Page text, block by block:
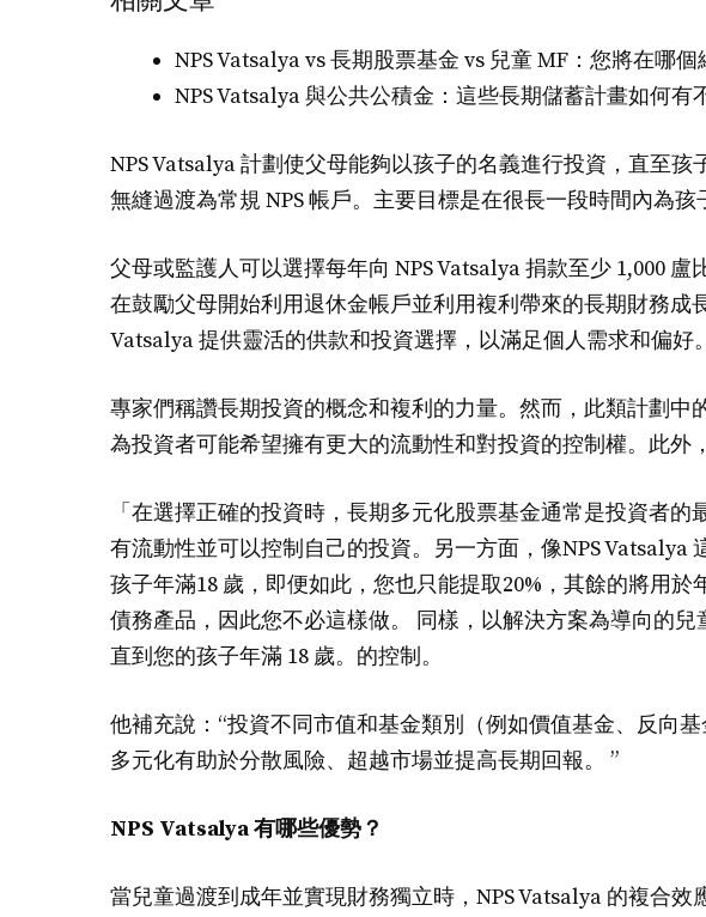
NPS Vatsalya vs 長期股票基金 vs 兒童 MF：您將在哪
NPS Vatsalya 與公共公積金：這些長期儲蓄計畫如何有
NPS Vatsalya 計劃使父母能夠以孩子的名義進行投資，直至孩
無縫過渡為常規 NPS 帳戶。主要目標是在很長一段時間內為孩
父母或監護人可以選擇每年向 NPS Vatsalya 捐款至少 1,000
在鼓勵父母開始利用退休金帳戶並利用複利帶來的長期財務成
Vatsalya 提供靈活的供款和投資選擇，以滿足個人需求和偏好。
專家們稱讚長期投資的概念和複利的力量。然而，此類計劃中
為投資者可能希望擁有更大的流動性和對投資的控制權。此外
「在選擇正確的投資時，長期多元化股票基金通常是投資者
有流動性並可以控制自己的投資。另一方面，像NPS Vatsalya
孩子年滿18 歲，即便如此，您也只能提取20%，其餘的將用於
債務產品，因此您不必這樣做。 同樣，以解決方案為導向的
直到您的孩子年滿 18 歲。的控制。
他補充說：“投資不同市值和基金類別（例如價值基金、反向
多元化有助於分散風險、超越市場並提高長期回報。 ”
NPS Vatsalya 有哪些優勢？
當兒童過渡到成年並實現財務獨立時，NPS Vatsalya 的複合